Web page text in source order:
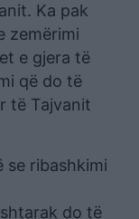
Ka pak
zemërimi
e gjera të
që do të
të Tajvanit
se ribashkimi
do të